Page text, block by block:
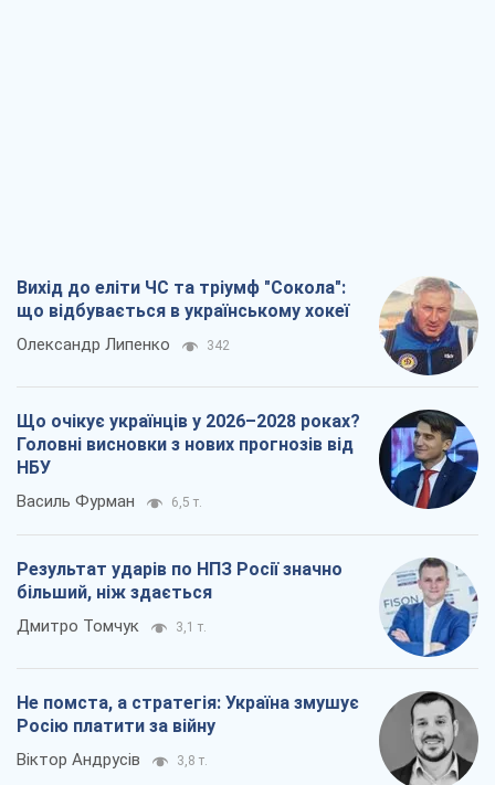
Вихід до еліти ЧС та тріумф "Сокола":
що відбувається в українському хокеї
Олександр Липенко 342
Що очікує українців у 2026–2028 роках?
Головні висновки з нових прогнозів від
НБУ
Василь Фурман 6,5 т.
Результат ударів по НПЗ Росії значно
більший, ніж здається
Дмитро Томчук 3,1 т.
Не помста, а стратегія: Україна змушує
Росію платити за війну
Віктор Андрусів 3,8 т.